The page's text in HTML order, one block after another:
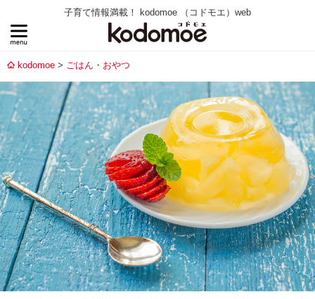
子育て情報満載！ kodomoe （コドモエ）web
kodomoe ごはん・おやつ